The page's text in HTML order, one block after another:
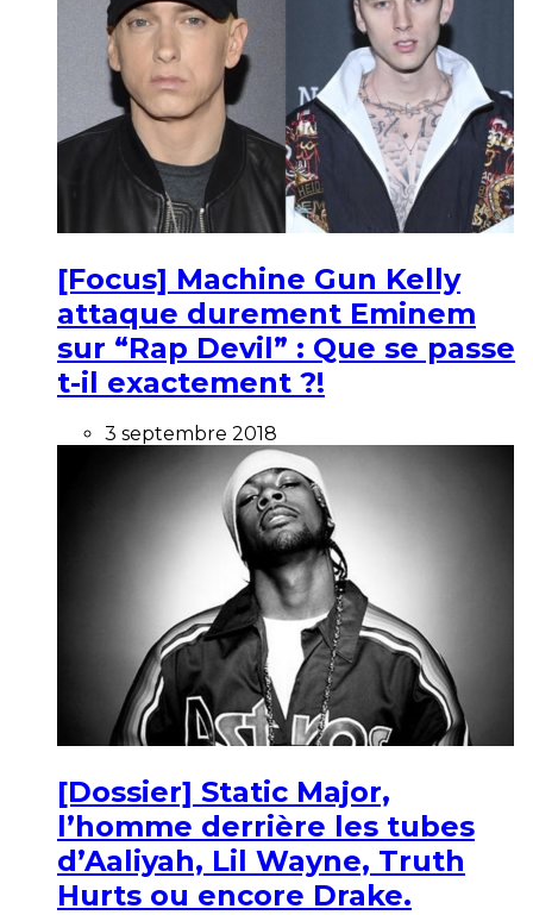
[Focus] Machine Gun Kelly
attaque durement Eminem
sur “Rap Devil” : Que se passe
t-il exactement ?!
3 septembre 2018
[Dossier] Static Major,
l’homme derrière les tubes
d’Aaliyah, Lil Wayne, Truth
Hurts ou encore Drake.